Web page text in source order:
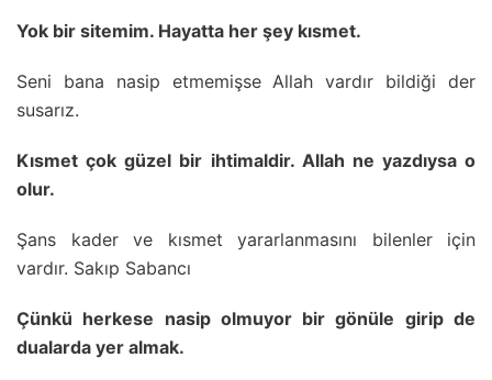
Yok bir sitemim. Hayatta her şey kısmet.
Seni bana nasip etmemişse Allah vardır bildiği der
susarız.
Kısmet çok güzel bir ihtimaldir. Allah ne yazdıysa o
olur.
Şans kader ve kısmet yararlanmasını bilenler için
vardır. Sakıp Sabancı
Çünkü herkese nasip olmuyor bir gönüle girip de
dualarda yer almak.